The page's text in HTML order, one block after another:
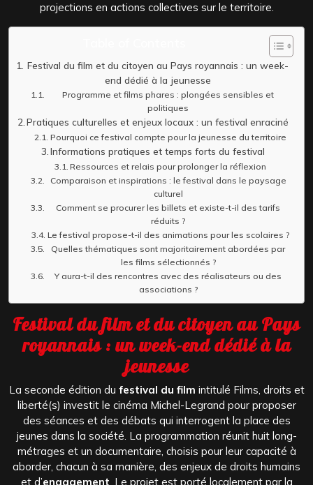
projections en actions collectives sur le territoire.
Festival du film et du citoyen au Pays royannais : un week-
end dédié à la jeunesse
Programme et films phares : plongées sensibles et
politiques
Pratiques culturelles et enjeux locaux : un festival enraciné
Pourquoi ce festival compte pour la jeunesse du territoire
Informations pratiques et temps forts du festival
Ressources et relais pour prolonger la réflexion
Comparaison et inspirations : le festival dans le paysage
culturel
Comment se procurer les billets et existe-t-il des tarifs
réduits ?
Le festival propose-t-il des animations pour les scolaires ?
Quelles thématiques sont majoritairement abordées par
les films sélectionnés ?
Y aura-t-il des rencontres avec des réalisateurs ou des
associations ?
Festival du film et du citoyen au Pays
royannais : un week-end dédié à la
jeunesse
La seconde édition du festival du film intitulé Films, droits et
liberté(s) investit le cinéma Michel-Legrand pour proposer
des séances et des débats qui interrogent la place des
jeunes dans la société. La programmation réunit huit long-
métrages et un documentaire, choisis pour leur capacité à
aborder, chacun à sa manière, des enjeux de droits humains
et d’engagement. Le projet est porté localement par la